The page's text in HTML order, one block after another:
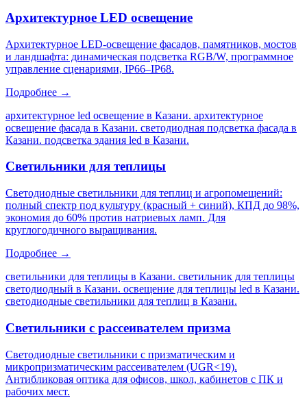
Архитектурное LED освещение
Архитектурное LED-освещение фасадов, памятников, мостов
и ландшафта: динамическая подсветка RGB/W, программное
управление сценариями, IP66–IP68.
Подробнее →
архитектурное led освещение в Казани. архитектурное
освещение фасада в Казани. светодиодная подсветка фасада в
Казани. подсветка здания led в Казани.
Светильники для теплицы
Светодиодные светильники для теплиц и агропомещений:
полный спектр под культуру (красный + синий), КПД до 98%,
экономия до 60% против натриевых ламп. Для
круглогодичного выращивания.
Подробнее →
светильники для теплицы в Казани. светильник для теплицы
светодиодный в Казани. освещение для теплицы led в Казани.
светодиодные светильники для теплиц в Казани.
Светильники с рассеивателем призма
Светодиодные светильники с призматическим и
микропризматическим рассеивателем (UGR<19).
Антибликовая оптика для офисов, школ, кабинетов с ПК и
рабочих мест.